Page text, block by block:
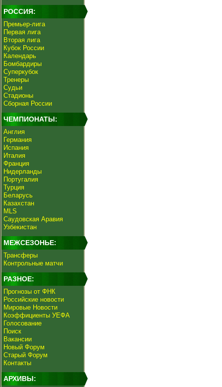
РОССИЯ:
Премьер-лига
Первая лига
Вторая лига
Кубок России
Календарь
Бомбардиры
Суперкубок
Тренеры
Судьи
Стадионы
Сборная России
ЧЕМПИОНАТЫ:
Англия
Германия
Испания
Италия
Франция
Нидерланды
Португалия
Турция
Беларусь
Казахстан
MLS
Саудовская Аравия
Узбекистан
МЕЖСЕЗОНЬЕ:
Трансферы
Контрольные матчи
РАЗНОЕ:
Прогнозы от ФНК
Российские новости
Мировые Новости
Коэффициенты УЕФА
Голосование
Поиск
Вакансии
Новый Форум
Старый Форум
Контакты
АРХИВЫ: